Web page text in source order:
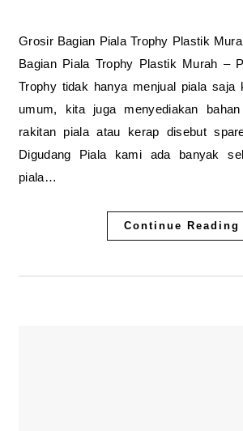
Grosir Bagian Piala Trophy Plastik Murah – Pagoda Grosir
Bagian Piala Trophy Plastik Murah –
Trophy tidak hanya menjual piala saja
umum, kita juga menyediakan
rakitan piala atau kerap disebut
Digudang Piala kami ada banyak
piala…
Continue Reading